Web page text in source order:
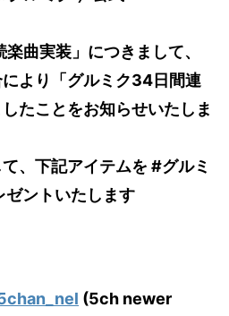
曲実装」につきまして、
より「グルミク34日間連
たことをお知らせいたしま
、下記アイテムを #グルミ
ゼントいたします
(5ch newer